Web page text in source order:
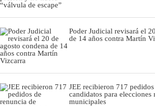
Poder Judicial revisará el
de 14 años contra Martín
JEE recibieron 717
candidatos para elecciones
municipales